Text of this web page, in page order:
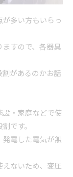
多い方もいらっ
すので、各器具
があるのかお話
・家庭などで使
です。
電した電気が無
ないため、変圧